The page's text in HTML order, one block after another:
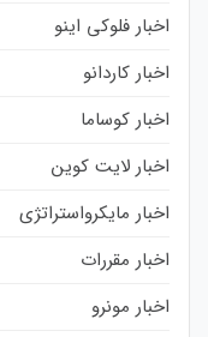
اخبار فلوکی اینو
اخبار کاردانو
اخبار کوساما
اخبار لایت کوین
اخبار مایکرواستراتژی
اخبار مقررات
اخبار مونرو